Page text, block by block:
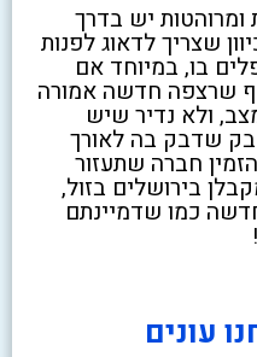
ומרוהטות יש בדרך
שצריך לדאוג לפנות
בו, במיוחד אם
שרצפה חדשה אמורה
ולא נדיר שיש
שדבק בה לאורך
חברה שתעזור
בירושלים בזול,
כמו שדמיינתם
עונים